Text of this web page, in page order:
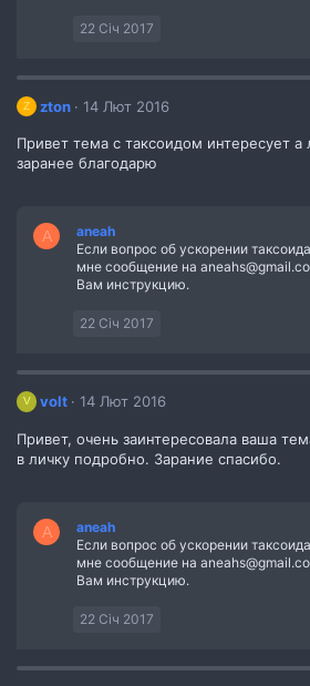
22 Січ 2017
Z zton 14 Лют 2016
Привет тема с таксоидом интересует а
заранее благодарю
A
aneah
Если вопрос об ускорении
мне сообщение на
Вам инструкцию.
22 Січ 2017
V volt 14 Лют 2016
Привет, очень заинтересовала ваша
в личку подробно. Зарание спасибо.
A
aneah
Если вопрос об ускорении
мне сообщение на
Вам инструкцию.
22 Січ 2017